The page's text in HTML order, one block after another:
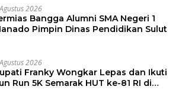
2026
Bangga Alumni SMA Negeri 1
Pimpin Dinas Pendidikan Sulut
2026
Franky Wongkar Lepas dan Ikuti
Run 5K Semarak HUT ke-81 RI di